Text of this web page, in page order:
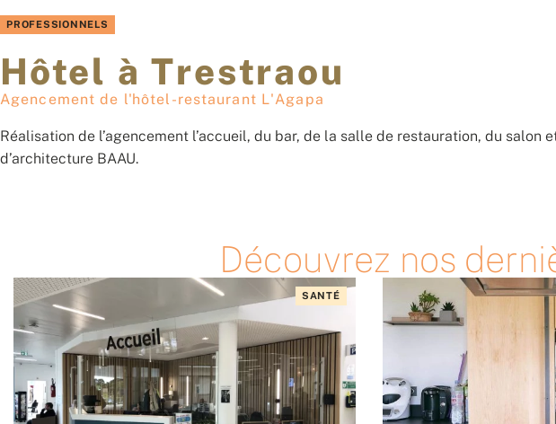
PROFESSIONNELS
Hôtel à Trestraou
Agencement de l'hôtel-restaurant L'Agapa
Réalisation de l’agencement l’accueil, du bar, de la salle de restauration, du salon
d’architecture BAAU.
Découvrez nos
SANTÉ